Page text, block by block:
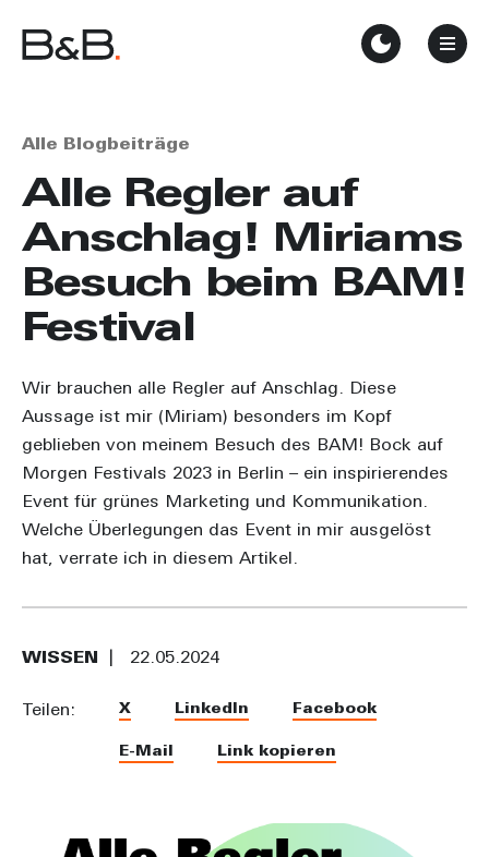
Alle Blogbeiträge
Alle Regler auf
Anschlag! Miriams
Besuch beim BAM!
Festival
Wir brauchen alle Regler auf Anschlag. Diese
Aussage ist mir (Miriam) besonders im Kopf
geblieben von meinem Besuch des BAM! Bock auf
Morgen Festivals 2023 in Berlin – ein inspirierendes
Event für grünes Marketing und Kommunikation.
Welche Überlegungen das Event in mir ausgelöst
hat, verrate ich in diesem Artikel.
WISSEN 22.05.2024
Teilen: X LinkedIn Facebook
E-Mail Link kopieren